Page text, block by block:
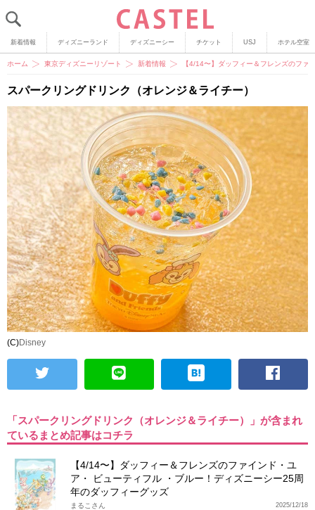
新着情報 ディズニーランド ディズニーシー チケット USJ ホテル空室
ホーム 東京ディズニーリゾート 新着情報 【4/14〜】ダッフィー＆フレンズのフ
スパークリングドリンク（オレンジ＆ライチー）
(C)Disney
「スパークリングドリンク（オレンジ＆ライチー）」が含まれ
ているまとめ記事はコチラ
【4/14〜】ダッフィー＆フレンズのファインド・ユ
ア・ ビューティフル ・ブルー！ディズニーシー25周
年のダッフィーグッズ
2025/12/18
まるこさん